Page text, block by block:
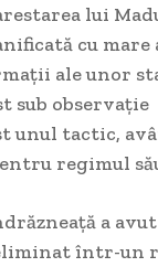
lui
cu
ale unor
sub observație
unul tactic,
regimul
a
într-un